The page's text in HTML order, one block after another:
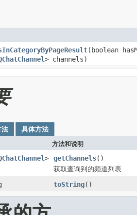
(boolean
> channels)
法 具体方法
方法和说明
> getChannels()
获取查询到的频道列表
toString()